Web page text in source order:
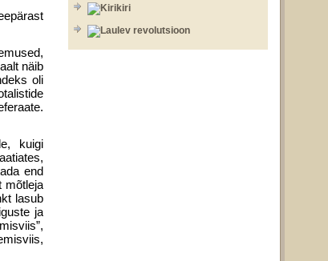
näib
oli
kuigi
end
mõtleja
lasub
ja